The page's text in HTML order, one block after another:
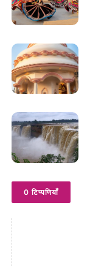
0 टिप्पणियाँ